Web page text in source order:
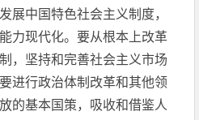
展中国特色社会主义制度，
力现代化。要从根本上改革
，坚持和完善社会主义市场
进行政治体制改革和其他领
的基本国策，吸收和借鉴人